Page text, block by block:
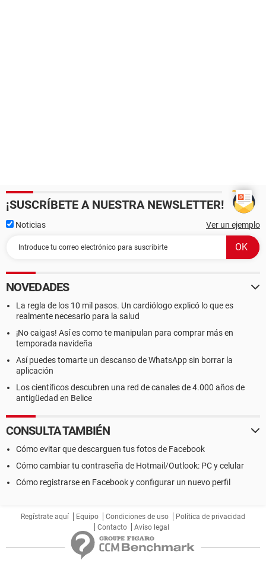
¡SUSCRÍBETE A NUESTRA NEWSLETTER!
Noticias Ver un ejemplo
NOVEDADES
La regla de los 10 mil pasos. Un cardiólogo explicó lo que es
realmente necesario para la salud
¡No caigas! Así es como te manipulan para comprar más en
temporada navideña
Así puedes tomarte un descanso de WhatsApp sin borrar la
aplicación
Los científicos descubren una red de canales de 4.000 años de
antigüedad en Belice
CONSULTA TAMBIÉN
Cómo evitar que descarguen tus fotos de Facebook
Cómo cambiar tu contraseña de Hotmail/Outlook: PC y celular
Cómo registrarse en Facebook y configurar un nuevo perfil
Regístrate aquí Equipo Condiciones de uso
Política de privacidad
Contacto
Aviso legal